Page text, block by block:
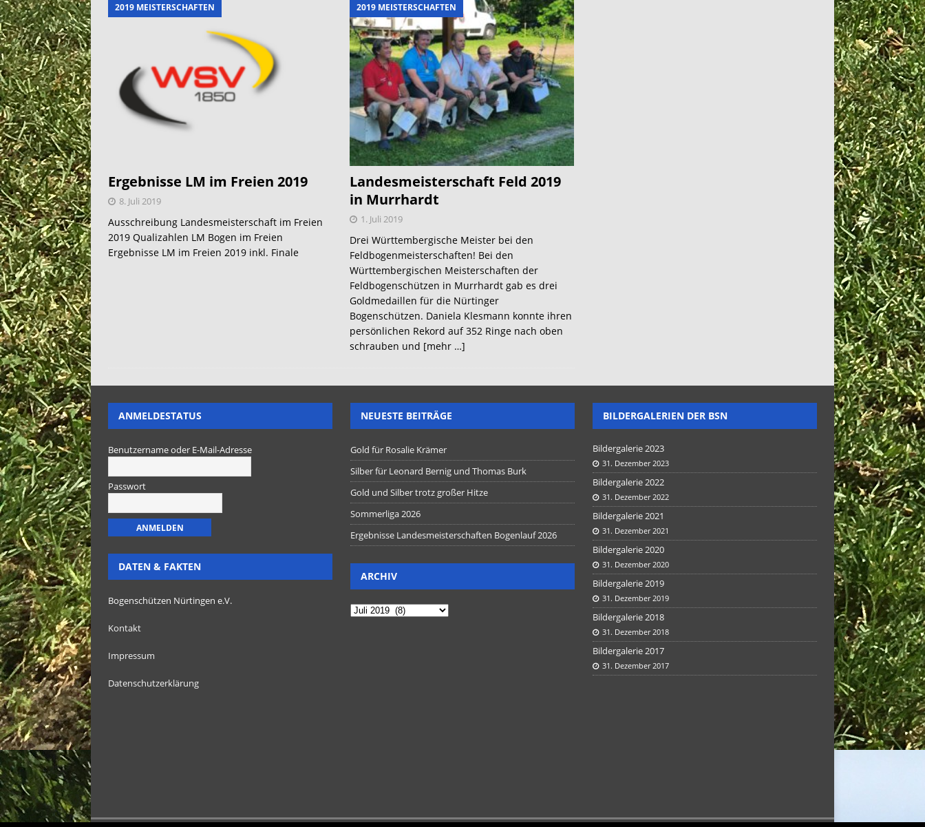
2019 MEISTERSCHAFTEN
Ergebnisse LM im Freien 2019
8. Juli 2019
Ausschreibung Landesmeisterschaft im Freien
2019 Qualizahlen LM Bogen im Freien
Ergebnisse LM im Freien 2019 inkl. Finale
2019 MEISTERSCHAFTEN
Landesmeisterschaft Feld 2019
in Murrhardt
1. Juli 2019
Drei Württembergische Meister bei den
Feldbogenmeisterschaften! Bei den
Württembergischen Meisterschaften der
Feldbogenschützen in Murrhardt gab es drei
Goldmedaillen für die Nürtinger
Bogenschützen. Daniela Klesmann konnte ihren
persönlichen Rekord auf 352 Ringe nach oben
schrauben und [mehr …]
ANMELDESTATUS
Benutzername oder E-Mail-Adresse
Passwort
DATEN & FAKTEN
Bogenschützen Nürtingen e.V.
Kontakt
Impressum
Datenschutzerklärung
NEUESTE BEITRÄGE
Gold für Rosalie Krämer
Silber für Leonard Bernig und Thomas Burk
Gold und Silber trotz großer Hitze
Sommerliga 2026
Ergebnisse Landesmeisterschaften Bogenlauf 2026
ARCHIV
BILDERGALERIEN DER BSN
Bildergalerie 2023
31. Dezember 2023
Bildergalerie 2022
31. Dezember 2022
Bildergalerie 2021
31. Dezember 2021
Bildergalerie 2020
31. Dezember 2020
Bildergalerie 2019
31. Dezember 2019
Bildergalerie 2018
31. Dezember 2018
Bildergalerie 2017
31. Dezember 2017